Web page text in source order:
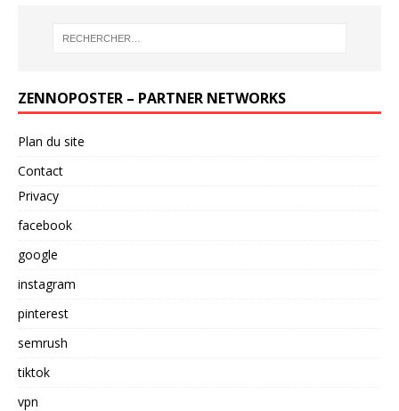
ZENNOPOSTER – PARTNER NETWORKS
Plan du site
Contact
Privacy
facebook
google
instagram
pinterest
semrush
tiktok
vpn